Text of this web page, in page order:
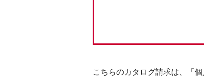
こちらのカタログ請求は、「